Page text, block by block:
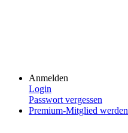
Anmelden
Login
Passwort vergessen
Premium-Mitglied werden